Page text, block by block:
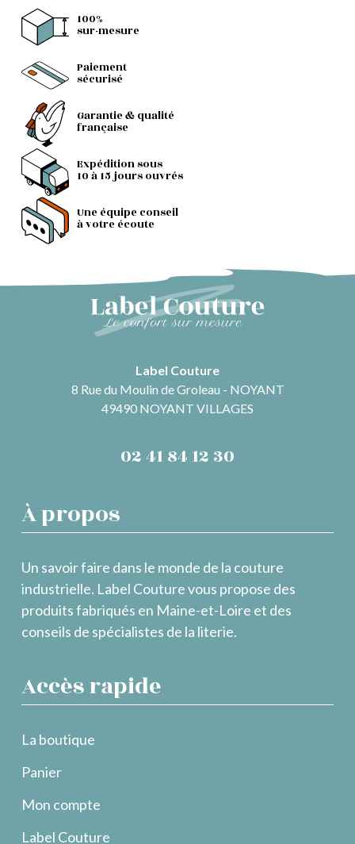
100%
sur-mesure
Paiement
sécurisé
Garantie & qualité
française
Expédition sous
10 à 15 jours ouvrés
Une équipe conseil
à votre écoute
Label Couture
8 Rue du Moulin de Groleau - NOYANT
49490 NOYANT VILLAGES
02 41 84 12 30
À propos
Un savoir faire dans le monde de la couture
industrielle. Label Couture vous propose des
produits fabriqués en Maine-et-Loire et des
conseils de spécialistes de la literie.
Accès rapide
La boutique
Panier
Mon compte
Label Couture